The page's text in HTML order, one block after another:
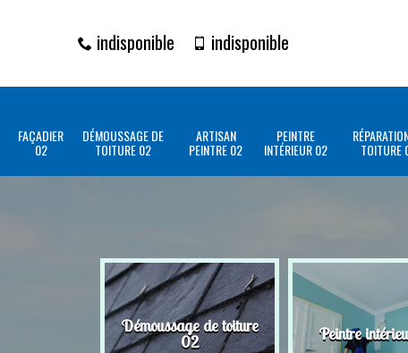
indisponible indisponible
FAÇADIER
02
DÉMOUSSAGE DE
TOITURE 02
ARTISAN
PEINTRE 02
PEINTRE
INTÉRIEUR 02 TOITURE
Démoussage de toiture
02 Peintre